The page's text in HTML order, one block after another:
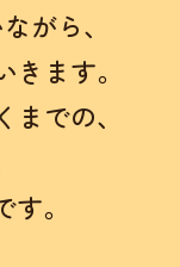
がら、
ます。
での、
。